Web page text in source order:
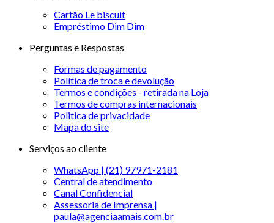
Cartão Le biscuit
Empréstimo Dim Dim
Perguntas e Respostas
Formas de pagamento
Política de troca e devolução
Termos e condições - retirada na Loja
Termos de compras internacionais
Politica de privacidade
Mapa do site
Serviços ao cliente
WhatsApp | (21) 97971-2181
Central de atendimento
Canal Confidencial
Assessoria de Imprensa |
paula@agenciaamais.com.br